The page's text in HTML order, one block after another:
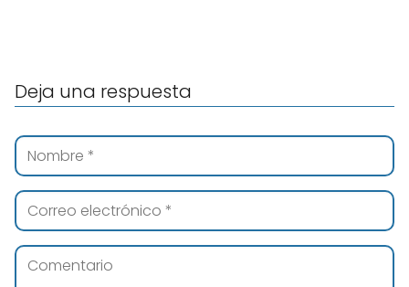
Deja una respuesta